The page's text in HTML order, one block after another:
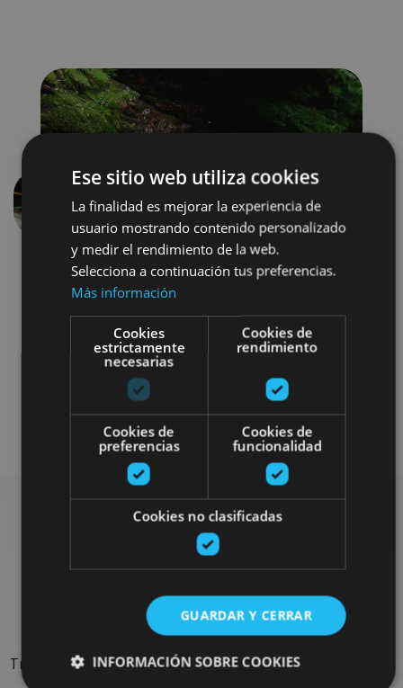
Précédent
Otros
Senderismo y montaña
Rechercher plus de
sorties
Trouvez des sorties et des propositions pour compléter votre
Ese sitio web utiliza cookies
La finalidad es mejorar la experiencia de
usuario mostrando contenido personalizado
y medir el rendimiento de la web.
Selecciona a continuación tus preferencias.
Más información
Cookies
estrictamente
necesarias
Cookies de
rendimiento
Cookies de
preferencias
Cookies de
funcionalidad
Cookies no clasificadas
GUARDAR Y CERRAR
INFORMACIÓN SOBRE COOKIES